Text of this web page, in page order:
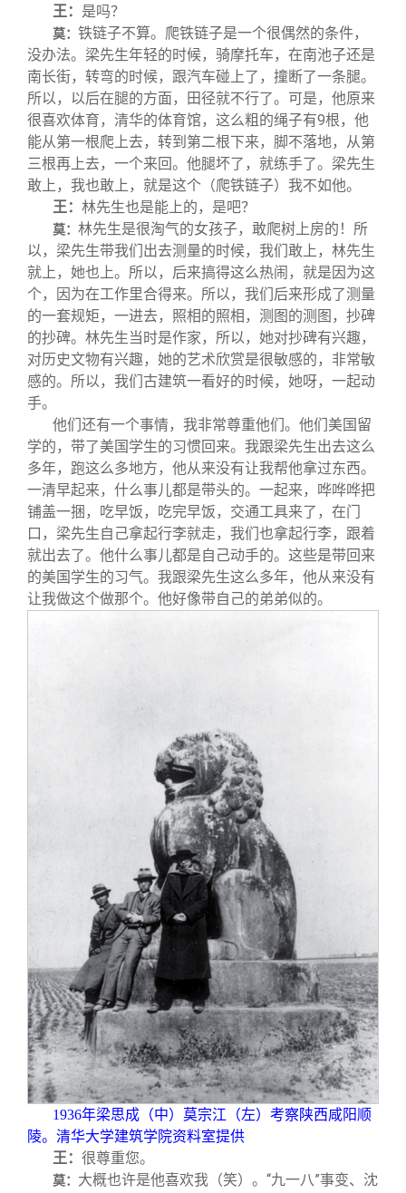
王： 是吗？
莫： 铁链子不算。爬铁链子是一个很偶然的条件，
没办法。梁先生年轻的时候，骑摩托车，在南池子还是
南长街，转弯的时候，跟汽车碰上了，撞断了一条腿。
所以，以后在腿的方面，田径就不行了。可是，他原来
很喜欢体育，清华的体育馆，这么粗的绳子有9根，他
能从第一根爬上去，转到第二根下来，脚不落地，从第
三根再上去，一个来回。他腿坏了，就练手了。梁先生
敢上，我也敢上，就是这个（爬铁链子）我不如他。
王： 林先生也是能上的，是吧？
莫： 林先生是很淘气的女孩子，敢爬树上房的！所
以，梁先生带我们出去测量的时候，我们敢上，林先生
就上，她也上。所以，后来搞得这么热闹，就是因为这
个，因为在工作里合得来。所以，我们后来形成了测量
的一套规矩，一进去，照相的照相，测图的测图，抄碑
的抄碑。林先生当时是作家，所以，她对抄碑有兴趣，
对历史文物有兴趣，她的艺术欣赏是很敏感的，非常敏
感的。所以，我们古建筑一看好的时候，她呀，一起动
手。
他们还有一个事情，我非常尊重他们。他们美国留
学的，带了美国学生的习惯回来。我跟梁先生出去这么
多年，跑这么多地方，他从来没有让我帮他拿过东西。
一清早起来，什么事儿都是带头的。一起来，哗哗哗把
铺盖一捆，吃早饭，吃完早饭，交通工具来了，在门
口，梁先生自己拿起行李就走，我们也拿起行李，跟着
就出去了。他什么事儿都是自己动手的。这些是带回来
的美国学生的习气。我跟梁先生这么多年，他从来没有
让我做这个做那个。他好像带自己的弟弟似的。
1936年梁思成（中）莫宗江（左）考察陕西咸阳顺
陵。清华大学建筑学院资料室提供
王： 很尊重您。
莫： 大概也许是他喜欢我（笑）。“九一八”事变、沈